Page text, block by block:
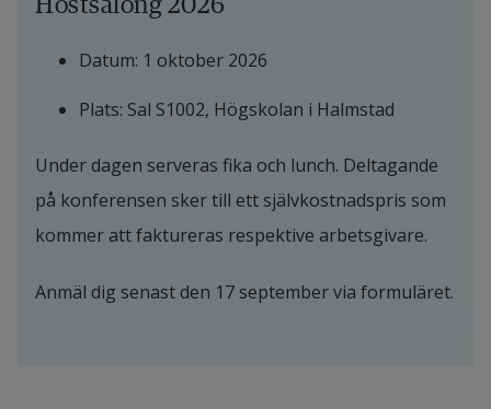
Datum: 1 oktober 2026
Plats: Sal S1002, Högskolan i Halmstad
Under dagen serveras fika och lunch. Deltagande
på konferensen sker till ett självkostnadspris som
kommer att faktureras respektive arbetsgivare.
Anmäl dig senast den 17 september via formuläret.